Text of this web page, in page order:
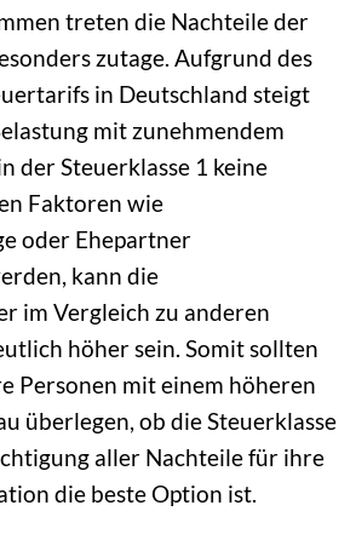
treten die Nachteile der
zutage. Aufgrund des
in Deutschland steigt
mit zunehmendem
der Steuerklasse 1 keine
Faktoren wie
oder Ehepartner
kann die
im Vergleich zu anderen
höher sein. Somit sollten
Personen mit einem höheren
überlegen, ob die Steuerklasse
aller Nachteile für ihre
die beste Option ist.